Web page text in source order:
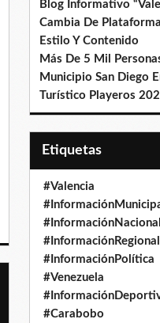
Blog Informativo
Cambia De
Estilo Y Contenido
Más De 5 Mil
Municipio San Diego
Turístico Playeros
Etiquetas
#Valencia
#InformaciónNacional
#InformaciónRegional
#InformaciónPolítica
#Venezuela
#Carabobo